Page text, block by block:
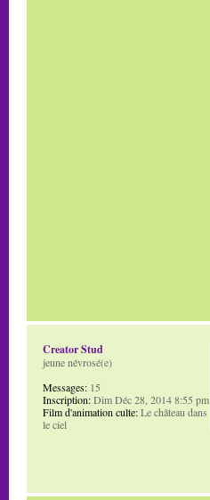
Creator Stud
jeune névrosé(e)
Messages: 15
Inscription:Dim Déc 28, 2014 8:55 pm
Film d'animation culte:Le château dans
le ciel